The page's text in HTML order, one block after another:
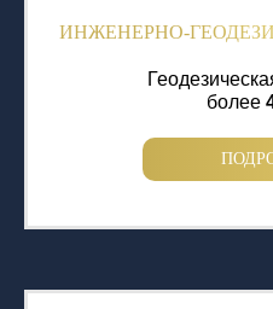
ИНЖЕНЕРНО-
более